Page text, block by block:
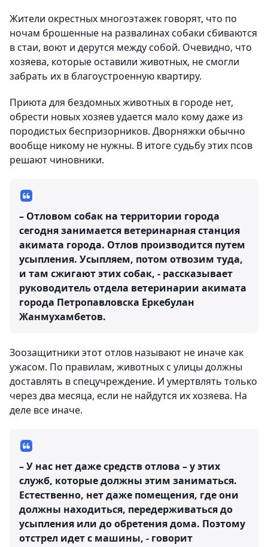
Жители окрестных многоэтажек говорят, что по
ночам брошенные на развалинах собаки сбиваются
в стаи, воют и дерутся между собой. Очевидно, что
хозяева, которые оставили животных, не смогли
забрать их в благоустроенную квартиру.
Приюта для бездомных животных в городе нет,
обрести новых хозяев удается мало кому даже из
породистых беспризорников. Дворняжки обычно
вообще никому не нужны. В итоге судьбу этих псов
решают чиновники.
– Отловом собак на территории города
сегодня занимается ветеринарная станция
акимата города. Отлов производится путем
усыпления. Усыпляем, потом отвозим туда,
и там сжигают этих собак, - рассказывает
руководитель отдела ветеринарии акимата
города Петропавловска Еркебулан
Жанмухамбетов.
Зоозащитники этот отлов называют не иначе как
ужасом. По правилам, животных с улицы должны
доставлять в спецучреждение. И умертвлять только
через два месяца, если не найдутся их хозяева. На
деле все иначе.
– У нас нет даже средств отлова – у этих
служб, которые должны этим заниматься.
Естественно, нет даже помещения, где они
должны находиться, передерживаться до
усыпления или до обретения дома. Поэтому
отстрел идет с машины, - говорит